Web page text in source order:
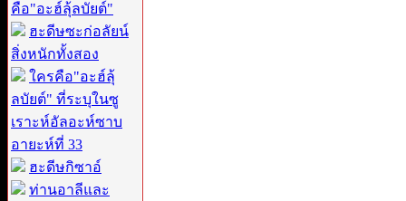
คือ"อะฮ์ลุ้ลบัยต์"
ฮะดีษซะก่อลัยน์
สิ่งหนักทั้งสอง
ใครคือ"อะฮ์ลุ้
ลบัยต์" ที่ระบุในซู
เราะห์อัลอะห์ซาบ
อายะห์ที่ 33
ฮะดีษกิซาอ์
ท่านอาลีและ